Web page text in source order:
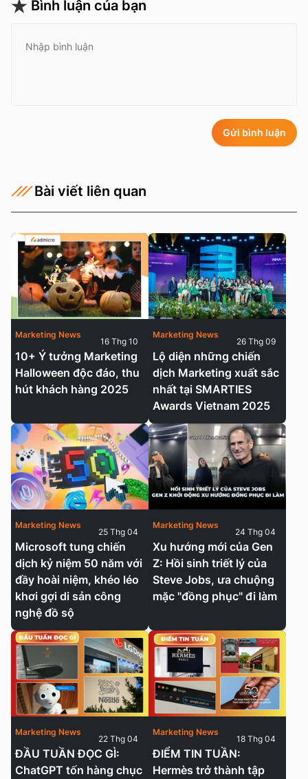
Bình luận của bạn
Gửi bình luận
Bài viết liên quan
10+ Ý tưởng Marketing
Halloween độc đáo, thu
hút khách hàng 2025
Marketing News
16 Thg 10
Lộ diện những chiến
dịch Marketing xuất sắc
nhất tại SMARTIES
Awards Vietnam 2025
Marketing News
26 Thg 09
Microsoft tung chiến
dịch kỷ niệm 50 năm với
đầy hoài niệm, khéo léo
khơi gợi di sản công
nghệ đồ sộ
Marketing News
25 Thg 04
Xu hướng mới của Gen
Z: Hồi sinh triết lý của
Steve Jobs, ưa chuộng
mặc "đồng phục" đi làm
Marketing News
24 Thg 04
ĐẦU TUẦN ĐỌC GÌ:
ChatGPT tốn hàng chục
Marketing News
22 Thg 04
ĐIỂM TIN TUẦN:
Hermès trở thành tập
Marketing News
18 Thg 04